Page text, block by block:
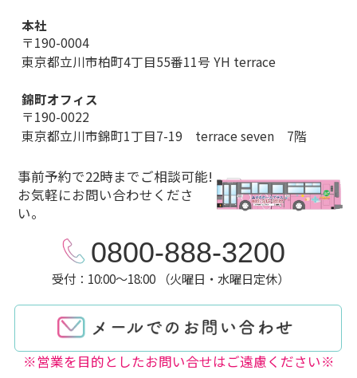
本社
〒190-0004
東京都立川市柏町4丁目55番11号 YH terrace
錦町オフィス
〒190-0022
東京都立川市錦町1丁目7-19 terrace seven 7階
事前予約で22時までご相談可能!
お気軽にお問い合わせくださ
い。
0800-888-3200
受付：10:00～18:00 （火曜日・水曜日定休）
※営業を目的としたお問い合せはご遠慮ください※